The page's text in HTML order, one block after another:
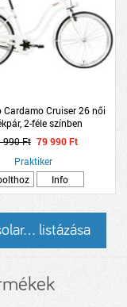
Cardamo Cruiser 26 női
2-féle színben
990 Ft 79 990 Ft
Praktiker
Info
listázása